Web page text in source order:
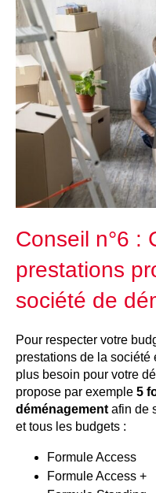
Conseil n°6 :
prestations
société de
Pour respecter votre
prestations de la
plus besoin pour votre
propose par exemple 5
déménagement afin de
et tous les budgets :
Formule Access
Formule Access +